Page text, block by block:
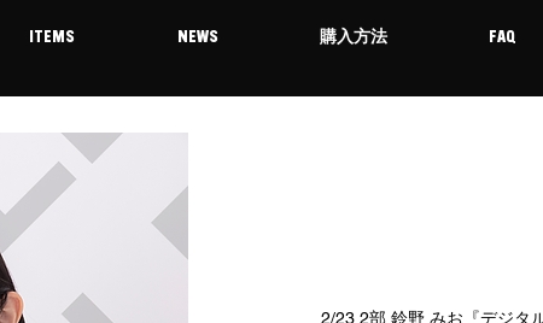
ITEMS NEWS 購入方法 FAQ
2/23 2部 鈴野 みお『デジタ